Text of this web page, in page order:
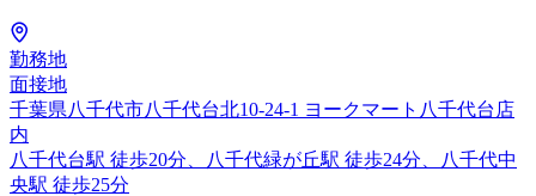
勤務地
面接地
千葉県八千代市八千代台北10-24-1 ヨークマート八千代台店
内
八千代台駅 徒歩20分、八千代緑が丘駅 徒歩24分、八千代中
央駅 徒歩25分